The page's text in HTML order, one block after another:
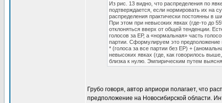
Из рис. 13 видно, что распределения по
подтверждается, если нормировать их на
распределения практически постоянны в
При этом при невысоких явках (где-то до
отклоняться вверх от общей тенденции.
голосов за ЕР, а «нормальная» часть
партии. Сформулируем это предположение
* (голоса за все партии без ЕР) +
невысоких явках (где, как говорилось
близка к нулю. Эмпирическим путем
Грубо говоря, автор априори полагает, что
предположение на Новосибирской области.